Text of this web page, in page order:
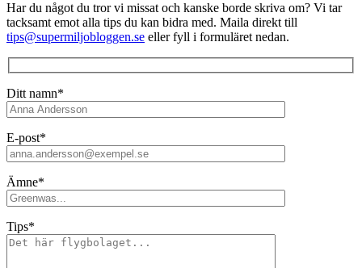
Har du något du tror vi missat och kanske borde skriva om? Vi tar
tacksamt emot alla tips du kan bidra med. Maila direkt till
tips@supermiljobloggen.se eller fyll i formuläret nedan.
Ditt namn*
E-post*
Ämne*
Tips*